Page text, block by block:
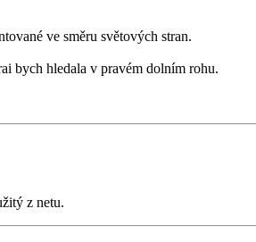
ve směru světových stran.
bych hledala v pravém dolním rohu.
z netu.